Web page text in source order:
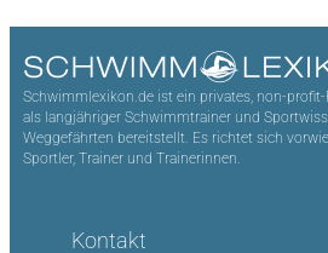
Schwimmlexikon.de ist ein privates, non-profit-
als langjähriger Schwimmtrainer und
Weggefährten bereitstellt. Es richtet sich
Sportler, Trainer und Trainerinnen.
Kontakt